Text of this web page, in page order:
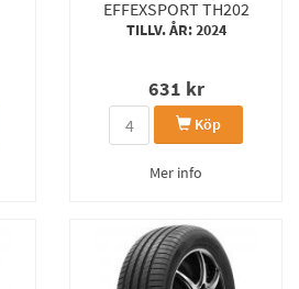
EFFEXSPORT TH202
TILLV. ÅR: 2024
631 kr
Köp
Mer info